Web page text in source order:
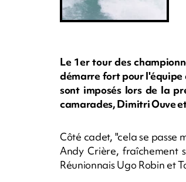
Le 1er tour des
démarre fort pour l'équipe
sont imposés lors de la
camarades, Dimitri Ouve
Côté cadet, "cela se passe
Andy Crière, fraîchement
Réunionnais Ugo Robin et